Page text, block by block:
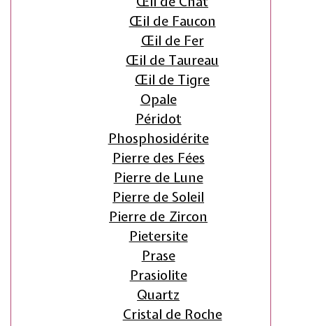
Œil de Faucon
Œil de Fer
Œil de Taureau
Œil de Tigre
Opale
Péridot
Phosphosidérite
Pierre des Fées
Pierre de Lune
Pierre de Soleil
Pierre de Zircon
Pietersite
Prase
Prasiolite
Quartz
Cristal de Roche